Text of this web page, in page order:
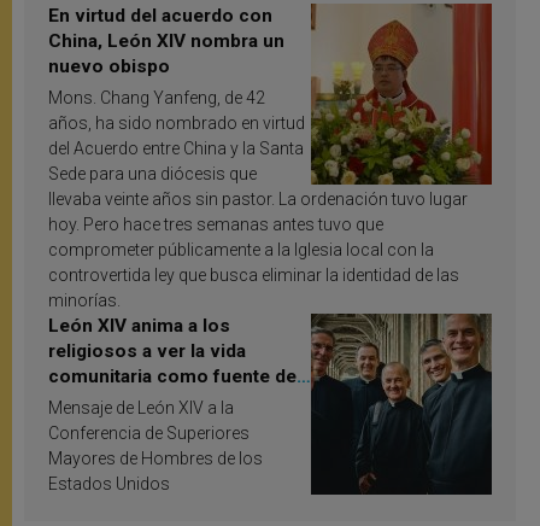
En virtud del acuerdo con
China, León XIV nombra un
nuevo obispo
Mons. Chang Yanfeng, de 42
años, ha sido nombrado en virtud
del Acuerdo entre China y la Santa
Sede para una diócesis que
llevaba veinte años sin pastor. La ordenación tuvo lugar
hoy. Pero hace tres semanas antes tuvo que
comprometer públicamente a la Iglesia local con la
controvertida ley que busca eliminar la identidad de las
minorías.
León XIV anima a los
religiosos a ver la vida
comunitaria como fuente de
inspiración y santificación
Mensaje de León XIV a la
Conferencia de Superiores
Mayores de Hombres de los
Estados Unidos